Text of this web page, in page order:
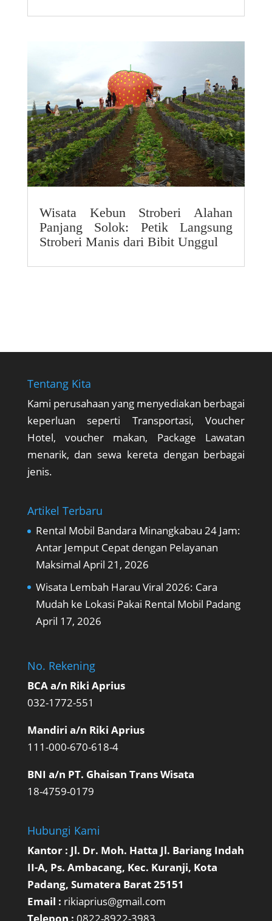
Wisata Kebun Stroberi Alahan
Panjang Solok: Petik Langsung
Stroberi Manis dari Bibit Unggul
Tentang Kita
Kami perusahaan yang menyediakan berbagai
keperluan seperti Transportasi, Voucher
Hotel, voucher makan, Package Lawatan
menarik, dan sewa kereta dengan berbagai
jenis.
Artikel Terbaru
Rental Mobil Bandara Minangkabau 24 Jam:
Antar Jemput Cepat dengan Pelayanan
Maksimal April 21, 2026
Wisata Lembah Harau Viral 2026: Cara
Mudah ke Lokasi Pakai Rental Mobil Padang
April 17, 2026
No. Rekening
BCA a/n Riki Aprius
032-1772-551
Mandiri a/n Riki Aprius
111-000-670-618-4
BNI a/n PT. Ghaisan Trans Wisata
18-4759-0179
Hubungi Kami
Kantor : Jl. Dr. Moh. Hatta Jl. Bariang Indah
II-A, Ps. Ambacang, Kec. Kuranji, Kota
Padang, Sumatera Barat 25151
Email : rikiaprius@gmail.com
Telepon : 0822-8922-3983